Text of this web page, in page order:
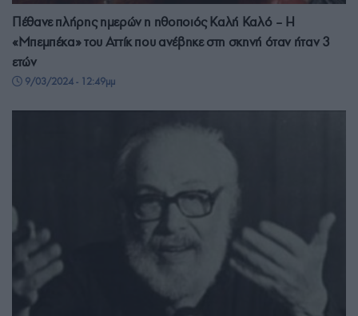
Πέθανε πλήρης ημερών η ηθοποιός Καλή Καλό – Η
«Μπεμπέκα» του Αττίκ που ανέβηκε στη σκηνή όταν ήταν 3
ετών
9/03/2024 - 12:49μμ